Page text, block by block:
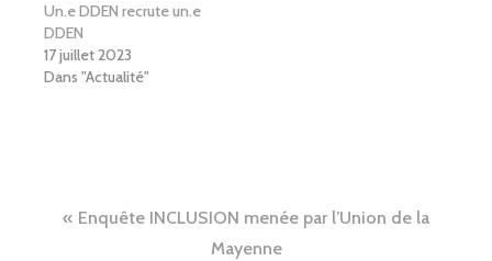
Un.e DDEN recrute un.e
DDEN
17 juillet 2023
Dans "Actualité"
Navigation
Enquête INCLUSION menée par l’Union de la
Mayenne